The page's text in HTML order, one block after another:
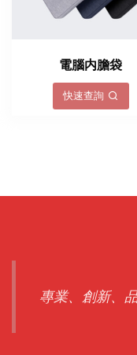
電腦内膽袋
快速查詢
專業、創新、